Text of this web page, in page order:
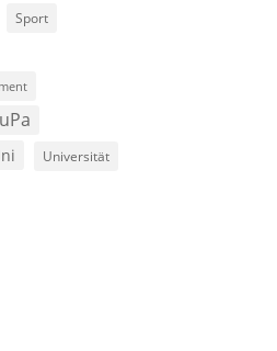
Sport
Universität